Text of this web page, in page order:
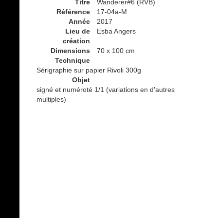
Titre
Wanderer#6 (RVB)
Référence
17-04a-M
Année
2017
Lieu de
création
Esba Angers
Dimensions
70 x 100 cm
Technique
Sérigraphie sur papier Rivoli 300g
Objet
signé et numéroté 1/1 (variations en d'autres
multiples)